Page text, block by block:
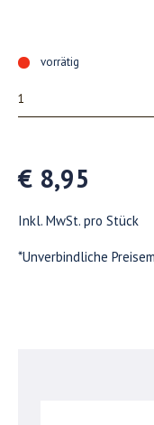
vorrätig
€ 8,95
Inkl. MwSt. pro Stück
*Unverbindliche